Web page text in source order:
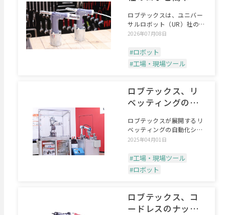
ロブテックスは、ユニバー
サルロボット（UR）社の協
働ロボット用認定アクセ
2026年07月08日
#ロボット
#工場・現場ツール
ロブテックス、リ
ベッティングの自
ロブテックスが展開するリ
ベッティングの自動化シス
テムが好調だ。「数年前の
2025年04月01日
#工場・現場ツール
#ロボット
ロブテックス、コ
ードレスのナッタ